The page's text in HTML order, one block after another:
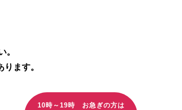
。
ます。
10時～19時 お急ぎの方は